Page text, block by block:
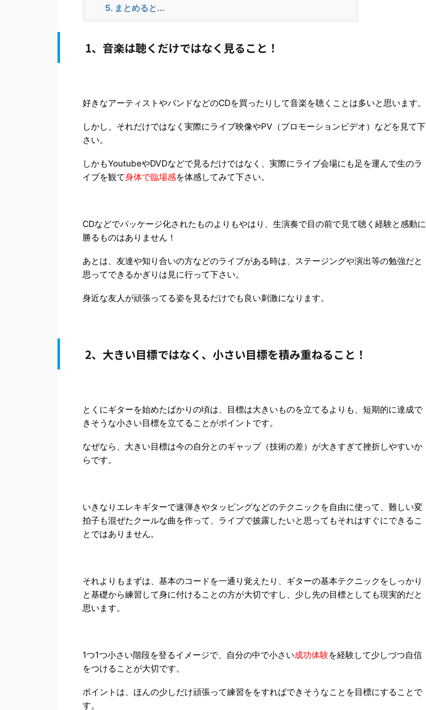
5. まとめると...
1、音楽は聴くだけではなく見ること！
好きなアーティストやバンドなどのCDを買ったりして音楽を聴くことは多いと思います。
しかし、それだけではなく実際にライブ映像やPV（プロモーションビデオ）などを見て下
さい。
しかもYoutubeやDVDなどで見るだけではなく、実際にライブ会場にも足を運んで生のラ
イブを観て身体で臨場感を体感してみて下さい。
CDなどでパッケージ化されたものよりもやはり、生演奏で目の前で見て聴く経験と感動に
勝るものはありません！
あとは、友達や知り合いの方などのライブがある時は、ステージングや演出等の勉強だと
思ってできるかぎりは見に行って下さい。
身近な友人が頑張ってる姿を見るだけでも良い刺激になります。
2、大きい目標ではなく、小さい目標を積み重ねること！
とくにギターを始めたばかりの頃は、目標は大きいものを立てるよりも、短期的に達成で
きそうな小さい目標を立てることがポイントです。
なぜなら、大きい目標は今の自分とのギャップ（技術の差）が大きすぎて挫折しやすいか
らです。
いきなりエレキギターで速弾きやタッピングなどのテクニックを自由に使って、難しい変
拍子も混ぜたクールな曲を作って、ライブで披露したいと思ってもそれはすぐにできるこ
とではありません。
それよりもまずは、基本のコードを一通り覚えたり、ギターの基本テクニックをしっかり
と基礎から練習して身に付けることの方が大切ですし、少し先の目標としても現実的だと
思います。
1つ1つ小さい階段を登るイメージで、自分の中で小さい成功体験を経験して少しづつ自信
をつけることが大切です。
ポイントは、ほんの少しだけ頑張って練習ををすればできそうなことを目標にすることで
す。